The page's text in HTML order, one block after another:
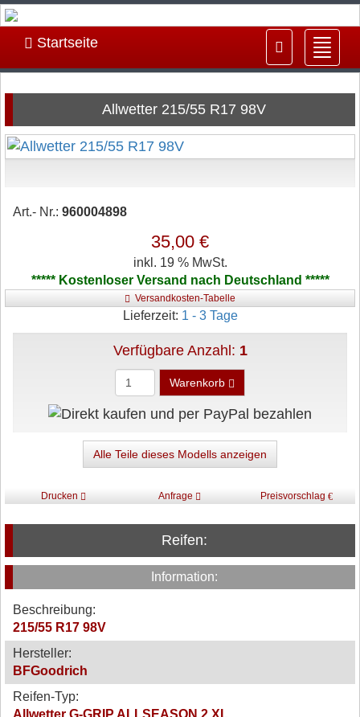
ein-/
Startseite
Allwetter 215/55 R17 98V
Art.- Nr.: 960004898
35,00 €
inkl. 19 % MwSt.
***** Kostenloser Versand nach Deutschland *****
Versandkosten-Tabelle
Lieferzeit: 1 - 3 Tage
Verfügbare Anzahl: 1
Warenkorb
Alle Teile dieses Modells anzeigen
Drucken Anfrage Preisvorschlag
Reifen:
Information:
Beschreibung:
215/55 R17 98V
Hersteller:
BFGoodrich
Reifen-Typ: